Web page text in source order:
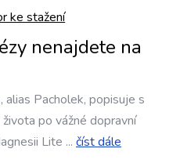
ke stažení
nenajdete na
alias Pacholek, popisuje s
po vážné dopravní
Lite ... číst dále